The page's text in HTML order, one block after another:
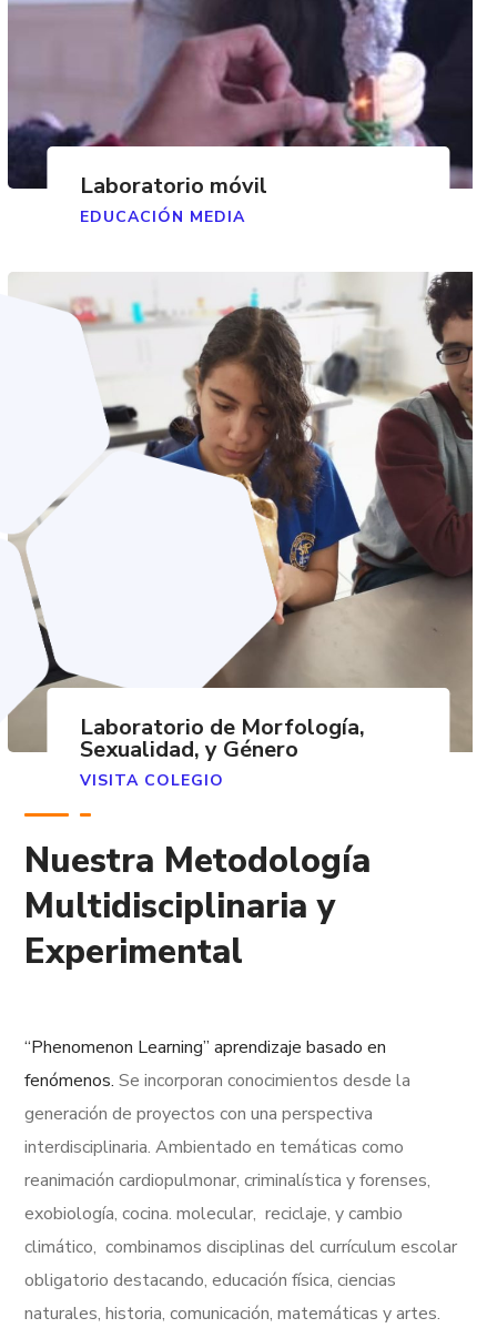
Laboratorio móvil
EDUCACIÓN MEDIA
Laboratorio de Morfología,
Sexualidad, y Género
VISITA COLEGIO
Nuestra Metodología
Multidisciplinaria y
Experimental
“Phenomenon Learning” aprendizaje basado en
fenómenos.Se incorporan conocimientos desde la
generación de proyectos con una perspectiva
interdisciplinaria. Ambientado en temáticas como
reanimación cardiopulmonar, criminalística y forenses,
exobiología, cocina. molecular, reciclaje, y cambio
climático,combinamos disciplinas del currículum escolar
obligatorio destacando, educación física, ciencias
naturales, historia, comunicación, matemáticas y artes.